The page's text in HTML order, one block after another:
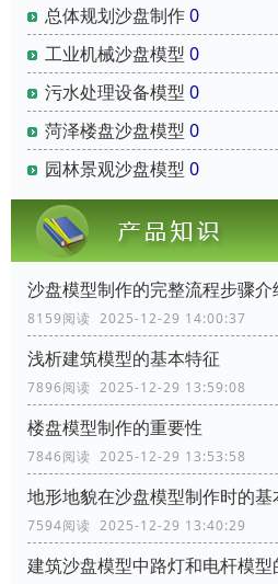
总体规划沙盘制作0
工业机械沙盘模型 0
污水处理设备模型 0
菏泽楼盘沙盘模型 0
园林景观沙盘模型 0
沙盘模型制作的完整流程步骤介
8159阅读 2025-12-29 14:00:37
浅析建筑模型的基本特征
7896阅读 2025-12-29 13:59:08
楼盘模型制作的重要性
7846阅读 2025-12-29 13:53:58
地形地貌在沙盘模型制作时的基
7594阅读 2025-12-29 13:40:29
建筑沙盘模型中路灯和电杆模